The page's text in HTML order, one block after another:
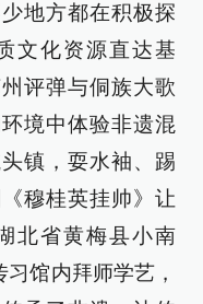
地方都在积极探
文化资源直达基
评弹与侗族大歌
境中体验非遗混
镇，耍水袖、踢
穆桂英挂帅》让
北省黄梅县小南
馆内拜师学艺，